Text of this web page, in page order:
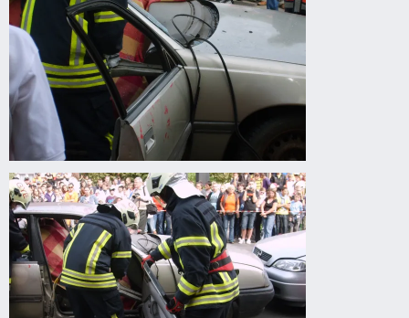
Drogprevenciós
előadás
Gyomaendrődön